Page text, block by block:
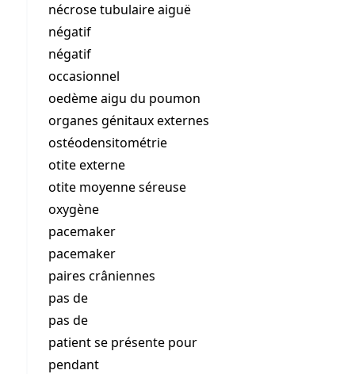
nécrose tubulaire aiguë
négatif
négatif
occasionnel
oedème aigu du poumon
organes génitaux externes
ostéodensitométrie
otite externe
otite moyenne séreuse
oxygène
pacemaker
pacemaker
paires crâniennes
pas de
pas de
patient se présente pour
pendant